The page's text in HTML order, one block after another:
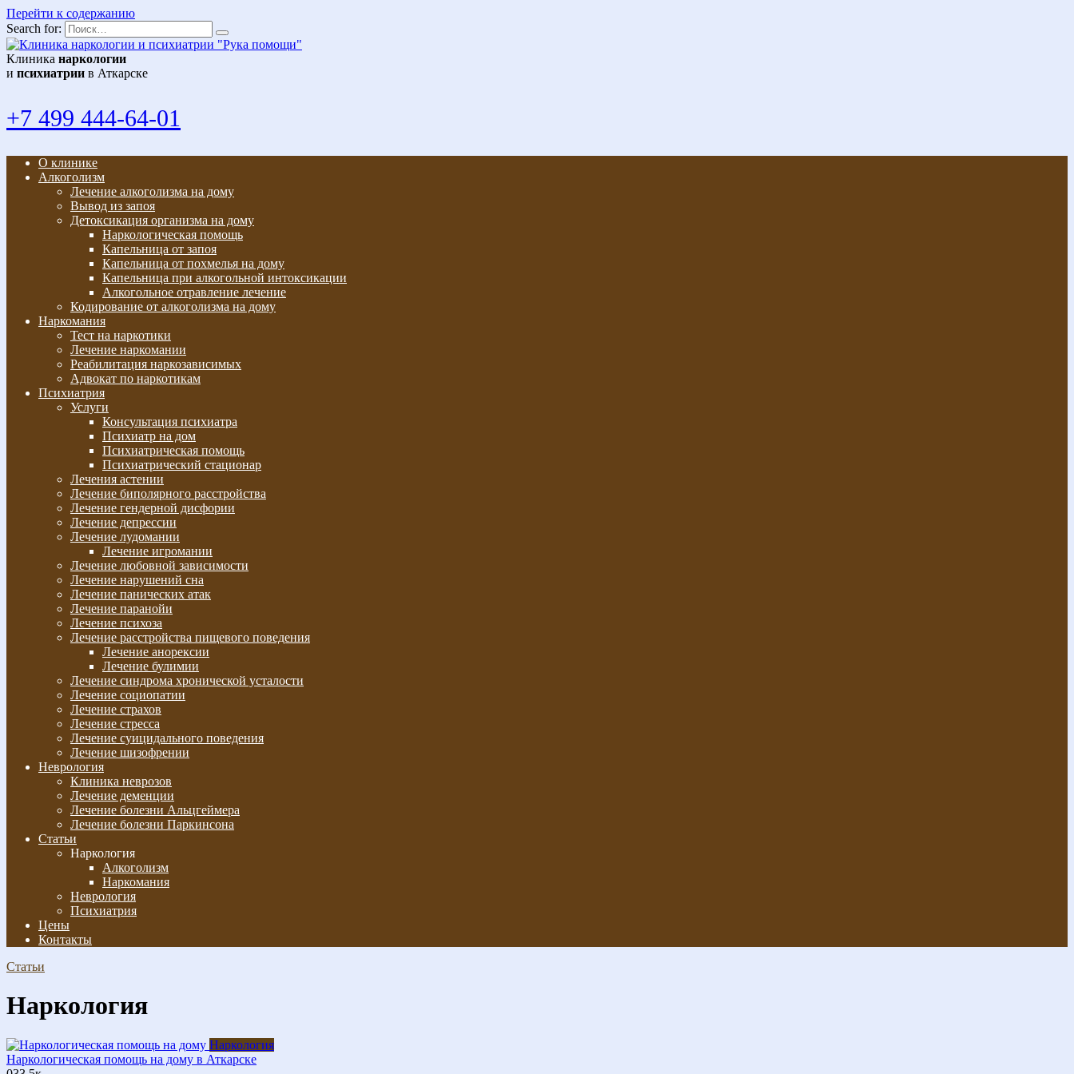
Перейти к содержанию
Search for:
Клиника наркологии
и психиатрии в Аткарске
+7 499 444-64-01
О клинике
Алкоголизм
Лечение алкоголизма на дому
Вывод из запоя
Детоксикация организма на дому
Наркологическая помощь
Капельница от запоя
Капельница от похмелья на дому
Капельница при алкогольной интоксикации
Алкогольное отравление лечение
Кодирование от алкоголизма на дому
Наркомания
Тест на наркотики
Лечение наркомании
Реабилитация наркозависимых
Адвокат по наркотикам
Психиатрия
Услуги
Консультация психиатра
Психиатр на дом
Психиатрическая помощь
Психиатрический стационар
Лечения астении
Лечение биполярного расстройства
Лечение гендерной дисфории
Лечение депрессии
Лечение лудомании
Лечение игромании
Лечение любовной зависимости
Лечение нарушений сна
Лечение панических атак
Лечение паранойи
Лечение психоза
Лечение расстройства пищевого поведения
Лечение анорексии
Лечение булимии
Лечение синдрома хронической усталости
Лечение социопатии
Лечение страхов
Лечение стресса
Лечение суицидального поведения
Лечение шизофрении
Неврология
Клиника неврозов
Лечение деменции
Лечение болезни Альцгеймера
Лечение болезни Паркинсона
Статьи
Наркология
Алкоголизм
Наркомания
Неврология
Психиатрия
Цены
Контакты
Статьи
Наркология
Наркология
Наркологическая помощь на дому в Аткарске